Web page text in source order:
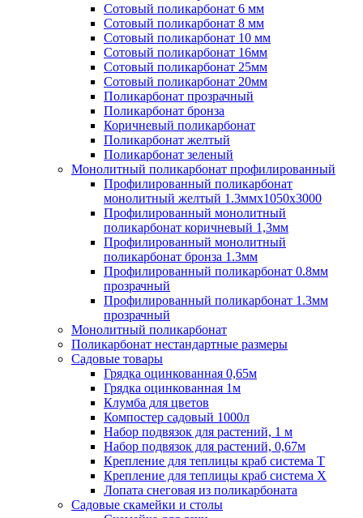
Сотовый поликарбонат 6 мм
Сотовый поликарбонат 8 мм
Сотовый поликарбонат 10 мм
Сотовый поликарбонат 16мм
Сотовый поликарбонат 25мм
Сотовый поликарбонат 20мм
Поликарбонат прозрачный
Поликарбонат бронза
Коричневый поликарбонат
Поликарбонат желтый
Поликарбонат зеленый
Монолитный поликарбонат профилированный
Профилированный поликарбонат
монолитный желтый 1.3ммх1050х3000
Профилированный монолитный
поликарбонат коричневый 1,3мм
Профилированный монолитный
поликарбонат бронза 1.3мм
Профилированный поликарбонат 0.8мм
прозрачный
Профилированный поликарбонат 1.3мм
прозрачный
Монолитный поликарбонат
Поликарбонат нестандартные размеры
Садовые товары
Грядка оцинкованная 0,65м
Грядка оцинкованная 1м
Клумба для цветов
Компостер садовый 1000л
Набор подвязок для растений, 1 м
Набор подвязок для растений, 0,67м
Крепление для теплицы краб система Т
Крепление для теплицы краб система Х
Лопата снеговая из поликарбоната
Садовые скамейки и столы